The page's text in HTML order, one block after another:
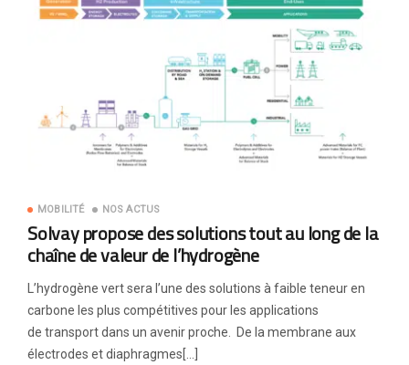
MOBILITÉ NOS ACTUS
Solvay propose des solutions tout au long de la
chaîne de valeur de l’hydrogène
L’hydrogène vert sera l’une des solutions à faible teneur en
carbone les plus compétitives pour les applications
de transport dans un avenir proche. De la membrane aux
électrodes et diaphragmes[…]